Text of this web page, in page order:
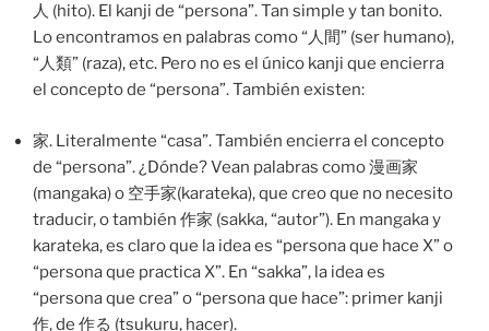
人 (hito). El kanji de “persona”. Tan simple y tan bonito.
Lo encontramos en palabras como “人間” (ser humano),
“人類” (raza), etc. Pero no es el único kanji que encierra
el concepto de “persona”. También existen:
家. Literalmente “casa”. También encierra el concepto
de “persona”. ¿Dónde? Vean palabras como 漫画家
(mangaka) o 空手家(karateka), que creo que no necesito
traducir, o también 作家 (sakka, “autor”). En mangaka y
karateka, es claro que la idea es “persona que hace X” o
“persona que practica X”. En “sakka”, la idea es
“persona que crea” o “persona que hace”: primer kanji
作, de 作る (tsukuru, hacer).